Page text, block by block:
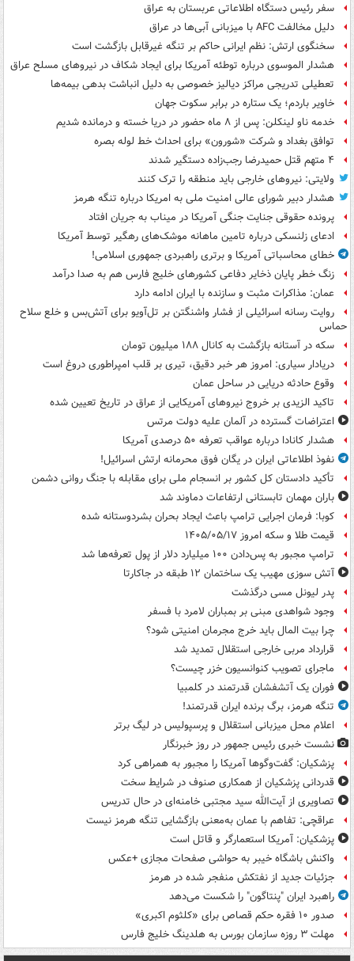
سفر رئیس دستگاه اطلاعاتی عربستان به عراق
دلیل مخالفت AFC با میزبانی آبی‌ها در عراق
سخنگوی ارتش: نظم ایرانی حاکم بر تنگه غیرقابل بازگشت است
هشدار الموسوی درباره توطئه آمریکا برای ایجاد شکاف در نیروهای مسلح عراق
تعطیلی تدریجی مراکز دیالیز خصوصی به دلیل انباشت بدهی بیمه‌ها
خاویر باردم؛ یک ستاره در برابر سکوت جهان
خدمه ناو لینکلن: پس از ۸ ماه حضور در دریا خسته و درمانده‌ شدیم
توافق بغداد و شرکت «شورون» برای احداث خط لوله بصره
۴ متهم قتل حمیدرضا رجب‌زاده دستگیر شدند
ولایتی: نیروهای خارجی باید منطقه را ترک کنند
هشدار دبیر شورای عالی امنیت ملی به امریکا درباره تنگه هرمز
پرونده حقوقی جنایت جنگی آمریکا در میناب به جریان افتاد
ادعای زلنسکی درباره تامین ماهانه موشک‌های رهگیر توسط آمریکا
خطای محاسباتی آمریکا و برتری راهبردی جمهوری اسلامی!
زنگ خطر پایان ذخایر دفاعی کشورهای خلیج فارس هم به صدا درآمد
عمان: مذاکرات مثبت و سازنده با ایران ادامه دارد
روایت رسانه اسرائیلی از فشار واشنگتن بر تل‌آویو برای آتش‌بس و خلع سلاح
حماس
سکه در آستانه بازگشت به کانال ۱۸۸ میلیون تومان
دریادار سیاری: امروز هر خبر دقیق، تیری بر قلب امپراطوری دروغ است
وقوع حادثه دریایی در ساحل عمان
تاکید الزیدی بر خروج نیروهای آمریکایی از عراق در تاریخ تعیین شده
اعتراضات گسترده در آلمان علیه دولت مرتس
هشدار کانادا درباره عواقب تعرفه ۵۰ درصدی آمریکا
نفوذ اطلاعاتی ایران در یگان فوق محرمانه ارتش اسرائیل!
تأکید دادستان کل کشور بر انسجام ملی برای مقابله با جنگ روانی دشمن
باران مهمان تابستانی ارتفاعات دماوند شد
کوبا: فرمان اجرایی ترامپ باعث ایجاد بحران بشردوستانه شده
قیمت طلا و سکه امروز ۱۴۰۵/۰۵/۱۷
ترامپ مجبور به پس‌دادن ۱۰۰ میلیارد دلار از پول تعرفه‌ها شد
آتش سوزی مهیب یک ساختمان ۱۲ طبقه در جاکارتا
پدر لیونل مسی درگذشت
وجود شواهدی مبنی بر بمباران لامرد با فسفر
چرا بیت المال باید خرج مجرمان امنیتی شود؟
قرارداد مربی خارجی استقلال تمدید شد
ماجرای تصویب کنوانسیون خزر چیست؟
فوران یک آتشفشان قدرتمند در کلمبیا
تنگه هرمز، برگ برنده ایران قدرتمند!
اعلام محل میزبانی استقلال و پرسپولیس در لیگ برتر
نشست خبری رئیس جمهور در روز خبرنگار
پزشکیان: گفت‌وگوها آمریکا را مجبور به همراهی کرد
قدردانی پزشکیان از همکاری صنوف در شرایط سخت
تصاویری از آیت‌الله سید مجتبی خامنه‌ای در حال تدریس
عراقچی: تفاهم با عمان به‌معنی بازگشایی تنگه هرمز نیست
پزشکیان: آمریکا استعمارگر و قاتل است
واکنش باشگاه خیبر به حواشی صفحات مجازی +عکس
جزئیات جدید از نفتکش منفجر شده در هرمز
راهبرد ایران "پنتاگون" را شکست می‌دهد
صدور ۱۰ فقره حکم قصاص برای «کلثوم اکبری»
مهلت ۳ روزه سازمان بورس به هلدینگ خلیج فارس